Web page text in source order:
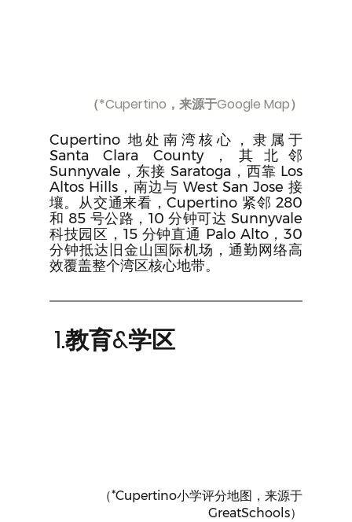
（*Cupertino，来源于Google Map）
Cupertino 地处南湾核心，隶属于
Santa Clara County，其北邻
Sunnyvale，东接 Saratoga，西靠 Los
Altos Hills，南边与 West San Jose 接
壤。从交通来看，Cupertino 紧邻 280
和 85 号公路，10 分钟可达 Sunnyvale
科技园区，15 分钟直通 Palo Alto，30
分钟抵达旧金山国际机场，通勤网络高
效覆盖整个湾区核心地带。
1.教育&学区
（*Cupertino小学评分地图，来源于
GreatSchools）